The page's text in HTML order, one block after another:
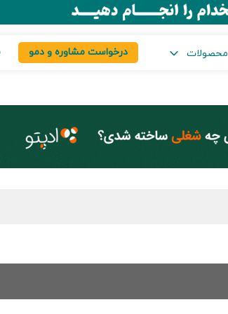
محصولات درخواست مشاوره و دمو